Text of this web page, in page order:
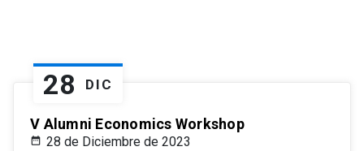
28 DIC
V Alumni Economics Workshop
28 de Diciembre de 2023